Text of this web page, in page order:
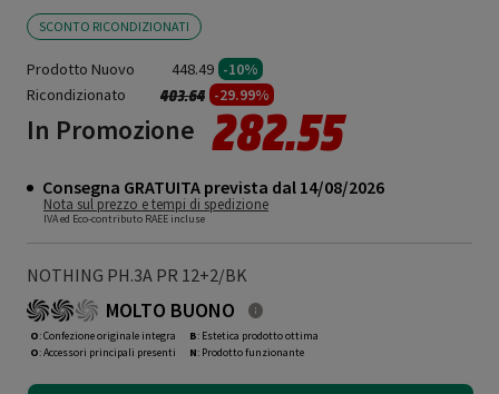
SCONTO RICONDIZIONATI
Prodotto Nuovo 448.49 -10%
Ricondizionato
Prezzo ridotto da
403.64a -29.99%
In Promozione 282.55
Consegna GRATUITA prevista dal 14/08/2026
Nota sul prezzo e tempi di spedizione
IVA ed Eco-contributo RAEE incluse
NOTHING PH.3A PR 12+2/BK
MOLTO BUONO
O: Confezione originale integra
O: Accessori principali presenti
B: Estetica prodotto ottima
N: Prodotto funzionante